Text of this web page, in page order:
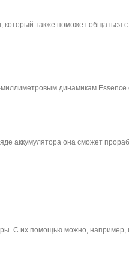
также поможет общаться с
динамикам Essence
аккумулятора она сможет
С их помощью можно, например,